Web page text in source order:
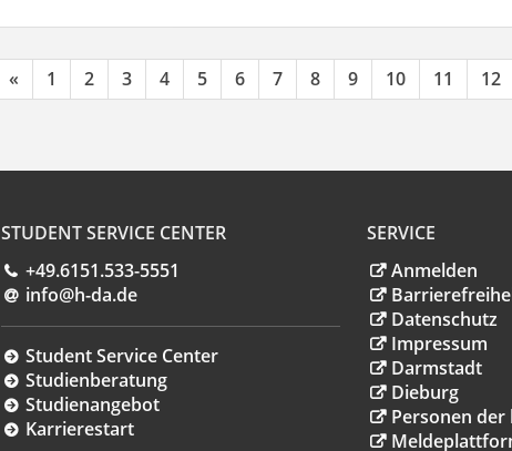
« 1 2 3 4 5 6 7 8 9 10 11 12
STUDENT SERVICE CENTER
+49.6151.533-5551
info@h-da.de
Student Service Center
Studienberatung
Studienangebot
Karrierestart
SERVICE
Anmelden
Datenschutz
Impressum
Darmstadt
Dieburg
Personen der